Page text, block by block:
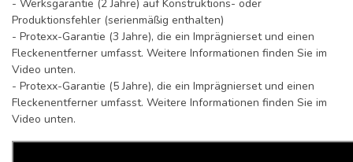
- Werksgarantie (2 Jahre) auf Konstruktions- oder
Produktionsfehler (serienmäßig enthalten)
- Protexx-Garantie (3 Jahre), die ein Imprägnierset und einen
Fleckenentferner umfasst. Weitere Informationen finden Sie im
Video unten.
- Protexx-Garantie (5 Jahre), die ein Imprägnierset und einen
Fleckenentferner umfasst. Weitere Informationen finden Sie im
Video unten.